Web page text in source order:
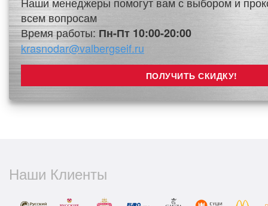
всем вопросам
Время работы: Пн-Пт 10:00-20:00
krasnodar@valbergseif.ru
Наши Клиенты